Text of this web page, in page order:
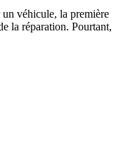
véhicule, la première
la réparation. Pourtant,